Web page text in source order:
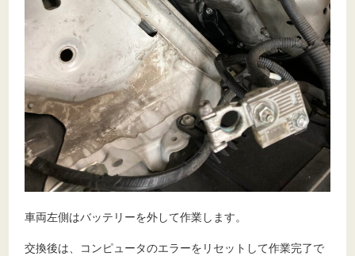
車両左側はバッテリーを外して作業します。
交換後は、コンピュータのエラーをリセットして作業完了で